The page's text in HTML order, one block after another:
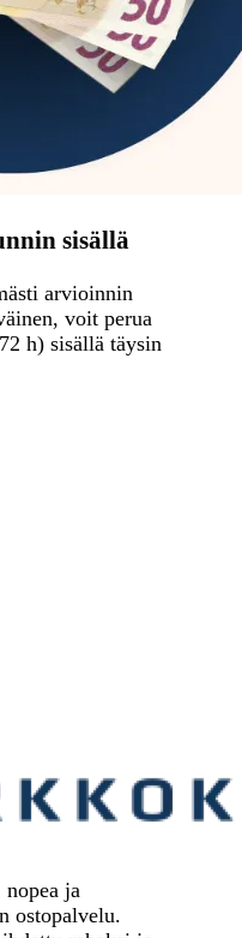
sisällä
arvioinnin
voit perua
h) sisällä täysin
ja
ostopalvelu.